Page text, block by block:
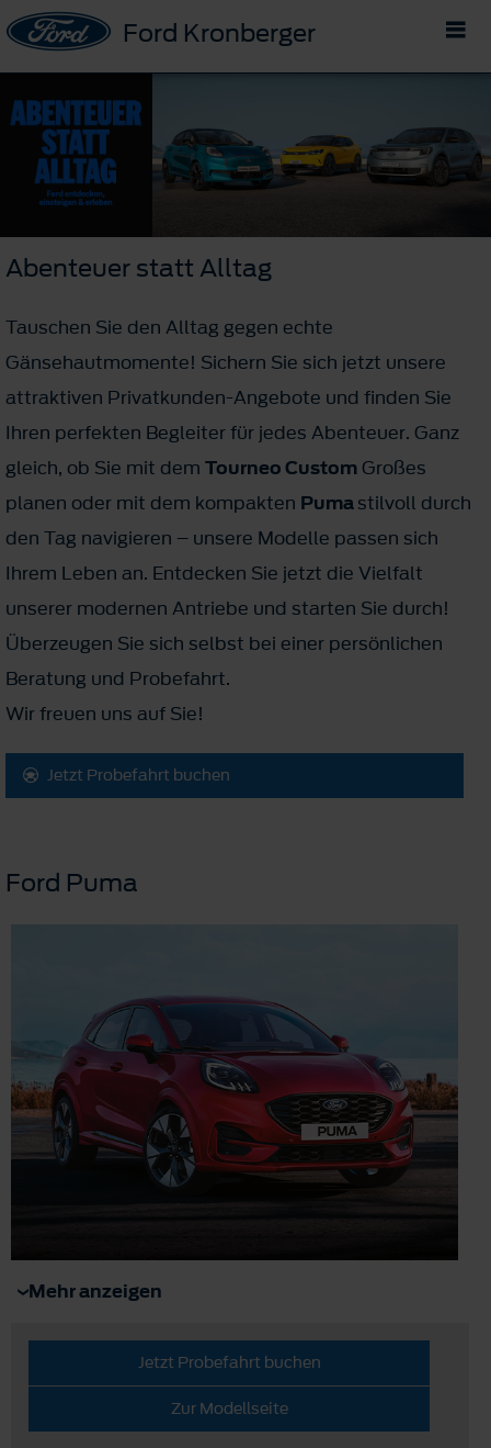
Ford Kronberger
Abenteuer statt Alltag
Tauschen Sie den Alltag gegen echte
Gänsehautmomente! Sichern Sie sich jetzt unsere
attraktiven Privatkunden-Angebote und finden Sie
Ihren perfekten Begleiter für jedes Abenteuer. Ganz
gleich, ob Sie mit dem Tourneo Custom Großes
planen oder mit dem kompakten Pumastilvoll durch
den Tag navigieren – unsere Modelle passen sich
Ihrem Leben an. Entdecken Sie jetzt die Vielfalt
unserer modernen Antriebe und starten Sie durch!
Überzeugen Sie sich selbst bei einer persönlichen
Beratung und Probefahrt.
Wir freuen uns auf Sie!
Jetzt Probefahrt buchen
Ford Puma
Mehr anzeigen
Jetzt Probefahrt buchen
Zur Modellseite